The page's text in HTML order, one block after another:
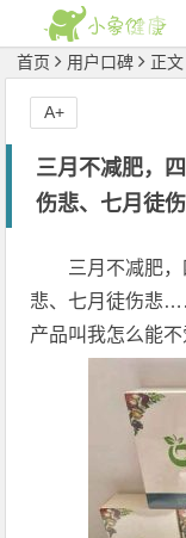
首页 用户口碑 正文
三月不减肥，
伤悲、七月徒
三月不减肥
悲、七月徒伤悲
产品叫我怎么能不
A+